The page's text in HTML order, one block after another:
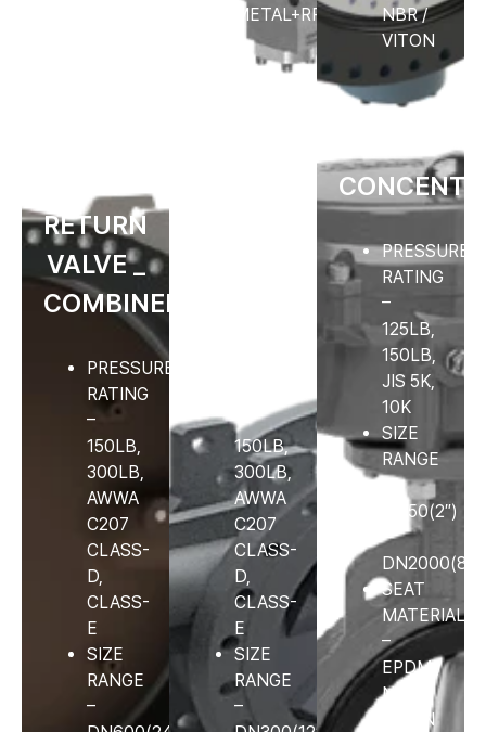
METAL+Graphite,Teflon
METAL+RPTFE
NBR /
VITON
RETURN
VALVE _
COMBINED
PRESSURE
RATING
–
150LB,
300LB,
AWWA
C207
CLASS-
D,
CLASS-
E
SIZE
RANGE
–
–
150LB,
300LB,
AWWA
C207
CLASS-
D,
CLASS-
E
SIZE
RANGE
–
PRESSURE
RATING
–
125LB,
150LB,
JIS 5K,
10K
SIZE
RANGE
DN50(2″)
~
SEAT
MATERIAL
–
EPDM /
NBR /
VITON